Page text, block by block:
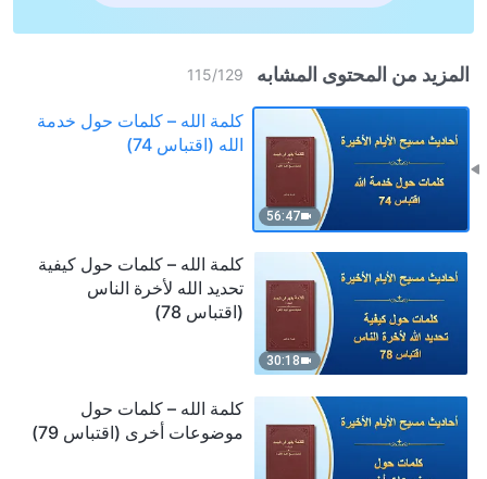
المزيد من المحتوى المشابه 115/129
56:47
كلمة الله – كلمات حول خدمة
الله (اقتباس 74)
30:18
كلمة الله – كلمات حول كيفية
تحديد الله لأخرة الناس
(اقتباس 78)
كلمة الله – كلمات حول
موضوعات أخرى (اقتباس 79)